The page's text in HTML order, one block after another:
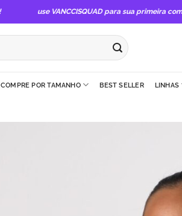
use VANCCISQUAD para sua primeira compra!
COMPRE POR TAMANHO BEST SELLER LINHAS